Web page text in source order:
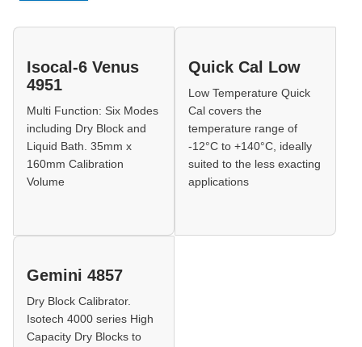
Isocal-6 Venus
4951
Multi Function: Six Modes
including Dry Block and
Liquid Bath. 35mm x
160mm Calibration
Volume
Quick Cal Low
Low Temperature Quick
Cal covers the
temperature range of
-12°C to +140°C, ideally
suited to the less exacting
applications
Gemini 4857
Dry Block Calibrator.
Isotech 4000 series High
Capacity Dry Blocks to